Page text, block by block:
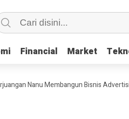
Financial Market
Financial Market
Nanu Membangun Bisnis Advertising